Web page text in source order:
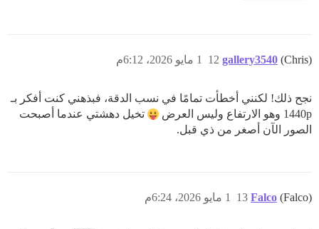
gallery3540 (Chris) 1 مايو 2026، 6:12م 12
نجح ذلك! لكنني أخطأت تمامًا في نسب الدقة، فبذهني كنت أفكر بـ
1440p وهو الارتفاع وليس العرض
تخيل دهشتي عندما أصبحت
الصور الآن أصغر من ذي قبل.
Falco (Falco) 1 مايو 2026، 6:24م 13